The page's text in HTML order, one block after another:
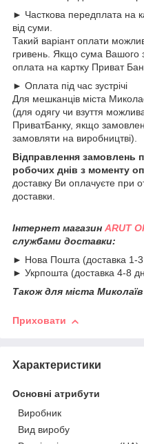
► Часткова передплата на
від суми.
Такий варіант оплати
гривень. Якщо сума Вашого
оплата на картку Приват
► Оплата під час зустрічі
Для мешканців міста
(для одягу чи взуття
ПриватБанку, якщо
замовляти на виробництві).
Відправлення замовлень
робочих днів з моменту
доставку Ви оплачуєте при
доставки.
Інтернет магазин ARUT
службами доставки:
► Нова Пошта (доставка 1-3
► Укрпошта (доставка 4-8
Також для міста
Приховати
Характеристики
Основні атрибути
Виробник
Вид виробу